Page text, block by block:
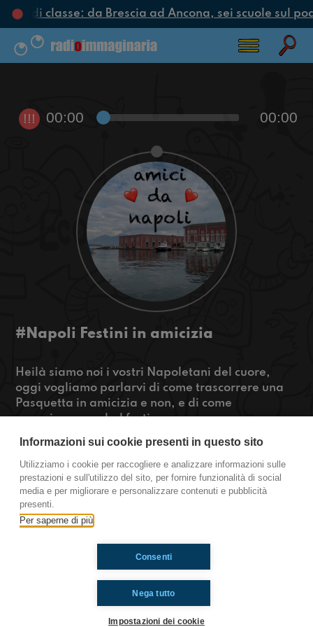
di classe: da Brescia ad Ancona, sei scuole sul
!!! 00:00 00:00
#Napoli Festini in amicizia
Heilà siamo noi i vostri Napoletani del cuore,
oggi vogliamo parlarvi di come trascorrere una
Pasquetta in amicizia e non, e di come
organizzare un bel festino.
Se volete approfondire di più cliccate play!
https://www.radioimmaginaria.it
Napoli
Ti è piaciuto? Condividilo!
Informazioni sui cookie presenti in questo sito
Utilizziamo i cookie per raccogliere e analizzare informazioni sulle
prestazioni e sull'utilizzo del sito, per fornire funzionalità di social
media e per migliorare e personalizzare contenuti e pubblicità
presenti.
Per saperne di più
Nega tutto
Consenti
Impostazioni dei cookie